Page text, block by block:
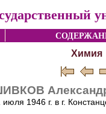
Химия
1946 г. в г.